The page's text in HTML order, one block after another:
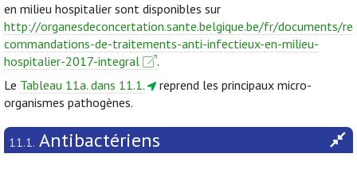
en milieu hospitalier sont disponibles sur
http://organesdeconcertation.sante.belgique.be/fr/documents/re
commandations-de-traitements-anti-infectieux-en-milieu-
hospitalier-2017-integral
.
Le Tableau 11a. dans 11.1.
reprend les principaux micro-
organismes pathogènes.
11.1. Antibactériens